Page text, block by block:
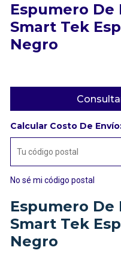
Espumero De
Smart Tek
Negro
Calcular Costo De
No sé mi código postal
Espumero De
Smart Tek
Negro